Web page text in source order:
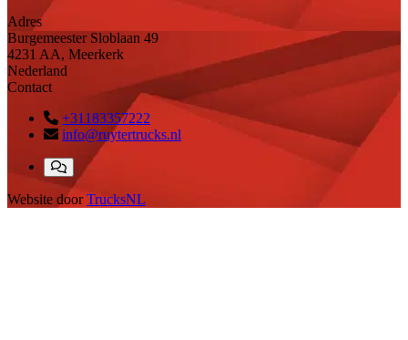
Adres
Burgemeester Sloblaan 49
4231 AA, Meerkerk
Nederland
Contact
+31183357222
info@ruytertrucks.nl
Website door TrucksNL